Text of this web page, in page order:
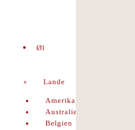
Øl
Lande
Amerika
Australien
Belgien